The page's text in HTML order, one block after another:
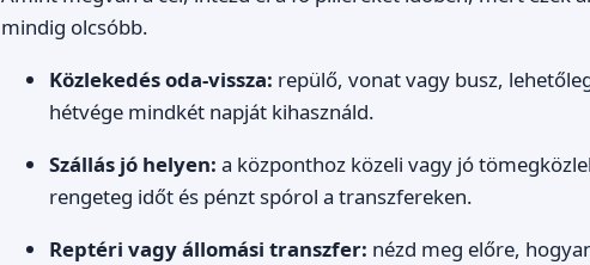
mindig olcsóbb.
Közlekedés oda-vissza: repülő, vonat vagy busz,
hétvége mindkét napját kihasználd.
Szállás jó helyen: a központhoz közeli vagy jó
rengeteg időt és pénzt spórol a transzfereken.
Reptéri vagy állomási transzfer: nézd meg előre,